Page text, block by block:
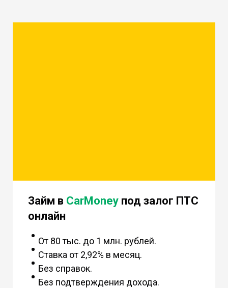
Займ в CarMoney под залог ПТС
онлайн
От 80 тыс. до 1 млн. рублей.
Ставка от 2,92% в месяц.
Без справок.
Без подтверждения дохода.